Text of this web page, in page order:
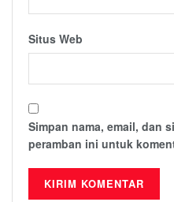
Situs Web
Simpan nama, email, dan
peramban ini untuk